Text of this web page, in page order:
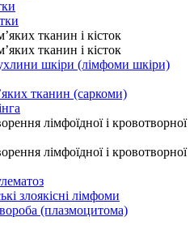
тканин і кісток
тканин і кісток
шкіри (лімфоми шкіри)
тканин (саркоми)
лімфоїдної і кровотворної
лімфоїдної і кровотворної
злоякісні лімфоми
(плазмоцитома)